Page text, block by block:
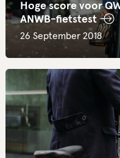
Hoge score voor
ANWB-fietstest
26 September 2018